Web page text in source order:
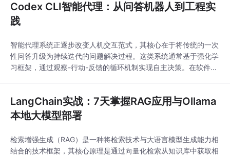
的代码生成准确率。实际应用场景包括快速原型设计、代码优化和
多平台适配等，其中实在智能Agen
Codex CLI智能代理：从问答机器人到工程实
践
智能代理系统正逐步改变人机交互范式，其核心在于将传统的一次
性问答升级为持续迭代的问题解决过程。这类系统通常基于强化学
习框架，通过观察-行动-反馈的循环机制实现自主决策。在软件开
层机制，支持类似敏捷开发的渐进式目标达成。这种技术显著提升
了AI在复杂场景下的实用性，特别适用
LangChain实战：7天掌握RAG应用与Ollama
本地大模型部署
检索增强生成（RAG）是一种将检索技术与大语言模型生成能力相
结合的技术框架，其核心原理是通过向量化检索从知识库中获取相